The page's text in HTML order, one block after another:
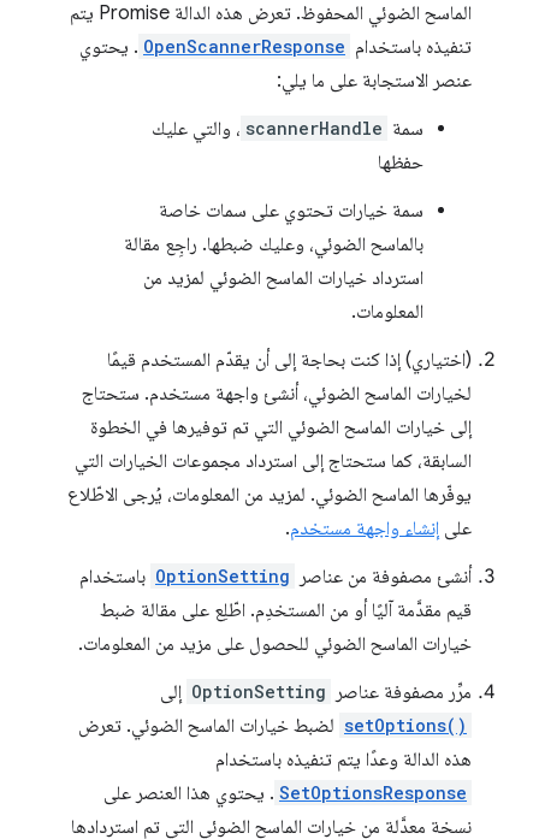
الماسح الضوئي المحفوظ. تعرض هذه الدالة Promise يتم
تنفيذه باستخدام OpenScannerResponse . يحتوي
عنصر الاستجابة على ما يلي:
سمة scannerHandle ، والتي عليك
حفظها
سمة خيارات تحتوي على سمات خاصة
بالماسح الضوئي، وعليك ضبطها. راجِع مقالة
استرداد خيارات الماسح الضوئي لمزيد من
المعلومات.
(اختياري) إذا كنت بحاجة إلى أن يقدّم المستخدم قيمًا
لخيارات الماسح الضوئي، أنشئ واجهة مستخدم. ستحتاج
إلى خيارات الماسح الضوئي التي تم توفيرها في الخطوة
السابقة، كما ستحتاج إلى استرداد مجموعات الخيارات التي
يوفّرها الماسح الضوئي. لمزيد من المعلومات، يُرجى الاطّلاع
على إنشاء واجهة مستخدم.
أنشئ مصفوفة من عناصر
OptionSetting باستخدام
قيم مقدَّمة آليًا أو من المستخدِم. اطّلِع على مقالة ضبط
خيارات الماسح الضوئي للحصول على مزيد من المعلومات.
مرِّر مصفوفة عناصر
OptionSetting إلى
setOptions() لضبط خيارات الماسح الضوئي. تعرض
هذه الدالة وعدًا يتم تنفيذه باستخدام
SetOptionsResponse . يحتوي هذا العنصر على
نسخة معدَّلة من خيارات الماسح الضوئي التي تم استردادها